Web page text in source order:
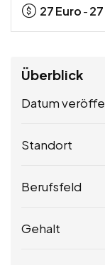
27Euro - 27
Überblick
Datum
Standort
Berufsfeld
Gehalt